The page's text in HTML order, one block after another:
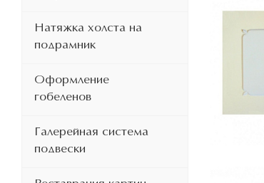
Натяжка холста на
подрамник
Оформление
гобеленов
Галерейная система
подвески